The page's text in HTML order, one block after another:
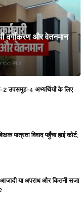
वर्गीकरण और वेतनमान
PM
उपसमूह-4 अभ्यर्थियों के लिए
पात्रता विवाद पहुँचा हाई कोर्ट;
आजादी या अपराध और कितनी सजा